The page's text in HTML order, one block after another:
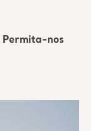
Permita-nos